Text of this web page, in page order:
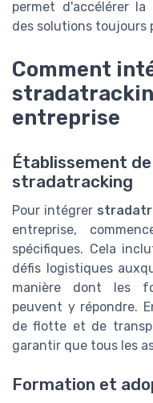
permet d'accélérer
des solutions toujours
Comment
entreprise
Établissement
stradatracking
Pour intégrer
entreprise,
spécifiques. Cela
défis logistiques
manière dont les
peuvent y répondre.
de flotte et de
garantir que tous les
Formation et